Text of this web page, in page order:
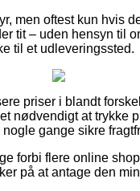
men oftest kun hvis
tit – uden hensyn til
til et udleveringssted.
priser i blandt
nødvendigt at trykke
gange sikre
forbi flere online
på at antage den